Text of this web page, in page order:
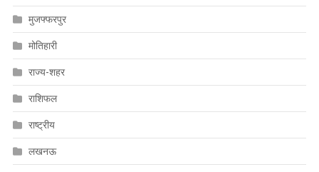
मुजफ्फरपुर
मोतिहारी
राज्य-शहर
राशिफल
राष्ट्रीय
लखनऊ